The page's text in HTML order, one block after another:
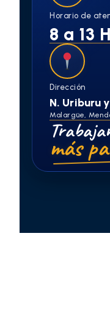
Horario de
8 a 13
Dirección
N. Uriburu
Malargüe,
más